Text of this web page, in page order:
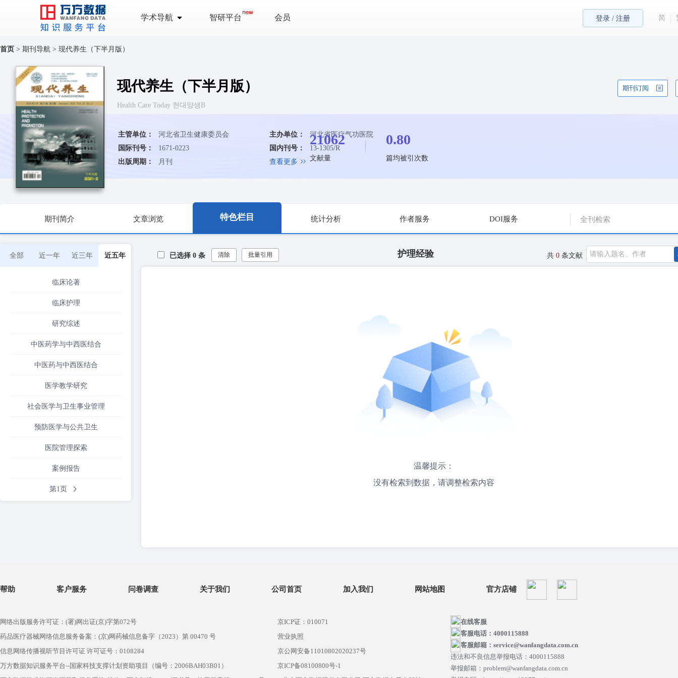
学术导航 智研平台 会员 登录 / 注册 简
首页 > 期刊导航 > 现代养生（下半月版）
现代养生（下半月版） 期刊订阅
Health Care Today 현대양생B
主管单位： 河北省卫生健康委员会 主办单位：
河北省医疗气功医院
国际刊号：
1671-0223 国内刊号：
13-1305/R
出版周期：
月刊 查看更多
21062
文献量
0.80
篇均被引次数
期刊简介 文章浏览 特色栏目 统计分析 作者服务 DOI服务
全部 近一年 近三年 近五年
临床论著
临床护理
研究综述
中医药学与中西医结合
中医药与中西医结合
医学教学研究
社会医学与卫生事业管理
预防医学与公共卫生
医院管理探索
案例报告
第1页
已选择 0 条 清除 批量引用 护理经验 共 0 条文献
温馨提示：
没有检索到数据，请调整检索内容
帮助 客户服务 问卷调查 关于我们 公司首页 加入我们 网站地图 官方店铺
网络出版服务许可证：(署)网出证(京)字第072号
药品医疗器械网络信息服务备案：(京)网药械信息备字（2023）第 00470 号
信息网络传播视听节目许可证 许可证号：0108284
万方数据知识服务平台--国家科技支撑计划资助项目（编号：2006BAH03B01）
京ICP证：010071
营业执照
京公网安备11010802020237号
京ICP备08100800号-1
在线客服
客服电话：4000115888
客服邮箱：service@wanfangdata.com.cn
违法和不良信息举报电话：4000115888
举报邮箱：problem@wanfangdata.com.cn